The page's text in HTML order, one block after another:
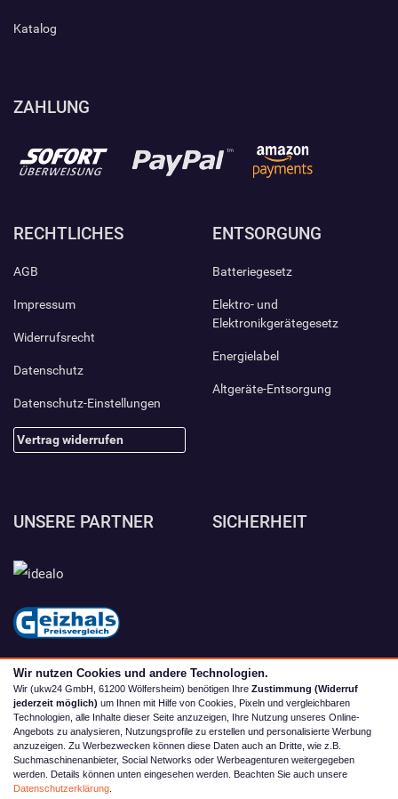
Katalog
ZAHLUNG
RECHTLICHES
AGB
Impressum
Widerrufsrecht
Datenschutz
Datenschutz-Einstellungen
Vertrag widerrufen
ENTSORGUNG
Batteriegesetz
Elektro- und
Elektronikgerätegesetz
Energielabel
Altgeräte-Entsorgung
UNSERE PARTNER SICHERHEIT
Wir nutzen Cookies und andere Technologien.
Wir (ukw24 GmbH, 61200 Wölfersheim) benötigen Ihre Zustimmung (Widerruf
jederzeit möglich) um Ihnen mit Hilfe von Cookies, Pixeln und vergleichbaren
Technologien, alle Inhalte dieser Seite anzuzeigen, Ihre Nutzung unseres Online-
Angebots zu analysieren, Nutzungsprofile zu erstellen und personalisierte Werbung
anzuzeigen. Zu Werbezwecken können diese Daten auch an Dritte, wie z.B.
Suchmaschinenanbieter, Social Networks oder Werbeagenturen weitergegeben
werden. Details können unten eingesehen werden. Beachten Sie auch unsere
Datenschutzerklärung